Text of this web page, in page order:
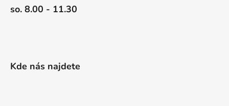
so. 8.00 - 11.30
Kde nás najdete